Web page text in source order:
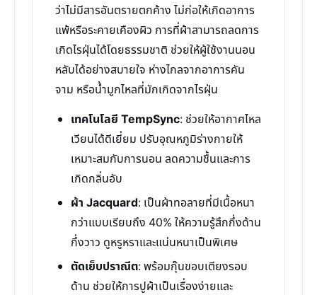
ว่าไม่มีสารอันตรายตกค้าง ไม่ก่อให้เกิดอาการ
แพ้หรือระคายเคืองผิว การที่ผ้าสามารถลดการ
เกิดไรฝุ่นได้โดยธรรมชาติ ช่วยให้ผู้ใช้งานนอน
หลับได้อย่างสบายใจ ห่างไกลจากอาการคัน
จาม หรือน้ำมูกไหลที่มักเกิดจากไรฝุ่น
เทคโนโลยี TempSync: ช่วยให้อากาศไหล
เวียนได้ดีเยี่ยม ปรับอุณหภูมิร่างกายให้
เหมาะสมกับการนอน ลดความชื้นและการ
เกิดกลิ่นอับ
ผ้า Jacquard: เป็นผ้าทอลายที่มีเนื้อหนา
กว่าแบบเรียบถึง 40% ให้ความรู้สึกกึ่งด้าน
กึ่งวาว ดูหรูหราและแน่นหนาเป็นพิเศษ
ตัดเย็บปราณีต: พร้อมกุ๊นขอบเตียงรอบ
ด้าน ช่วยให้การปูผ้าเป็นเรื่องง่ายและ